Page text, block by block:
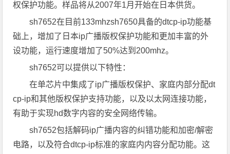
权保护功能。样品将从2007年1月开始在日本供货。
sh7652在目前133mhzsh7650具备的dtcp-ip功能基
础上，增加了日本ip广播版权保护功能和更加丰富的外
设功能，运行速度增加了50%达到200mhz。
sh7652可以提供以下特性：
在单芯片中集成了ip广播版权保护、家庭内部分配dt
cp-ip和其他版权保护支持功能，以及以太网连接功能，
有助于实现hd数字内容的安全网络传输。
sh7652包括解码ip广播内容的纠错功能和加密/解密
电路，以及符合dtcp-ip标准的家庭内内容分配功能。这